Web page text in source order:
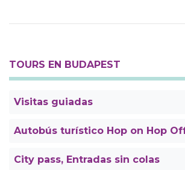
TOURS EN BUDAPEST
Visitas guiadas
Autobús turístico Hop on Hop
City pass, Entradas sin colas